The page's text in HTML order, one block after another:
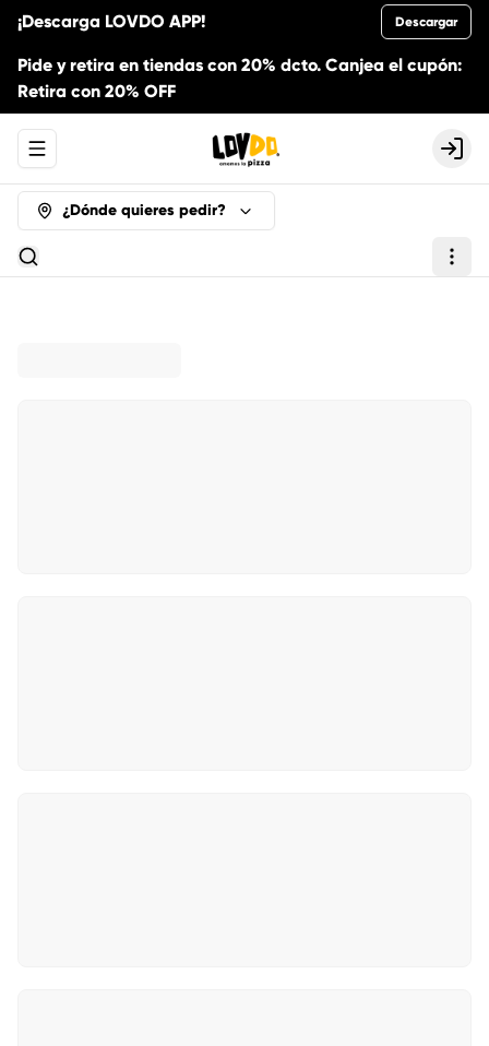
¡Descarga LOVDO APP! Descargar
Pide y retira en tiendas con 20% dcto. Canjea el cupón:
Retira con 20% OFF
Abrir menu de navegación Login
¿Dónde quieres pedir?